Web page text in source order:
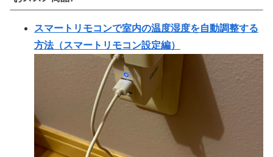
スマートリモコンで室内の温度湿度を自動調整する
方法（スマートリモコン設定編）